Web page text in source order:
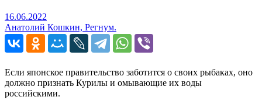
16.06.2022
Анатолий Кошкин, Регнум.
Если японское правительство заботится о своих рыбаках, оно
должно признать Курилы и омывающие их воды
российскими.